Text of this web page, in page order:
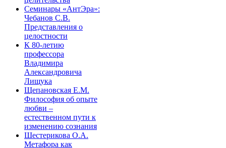
Семинары «АнтЭра»:
Чебанов С.В.
Представления о
целостности
К 80-летию
профессора
Владимира
Александровича
Лищука
Щепановская Е.М.
Философия об опыте
любви –
естественном пути к
изменению сознания
Шестерикова О.А.
Метафора как